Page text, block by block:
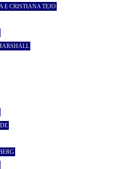
E CRISTIANA TEJO